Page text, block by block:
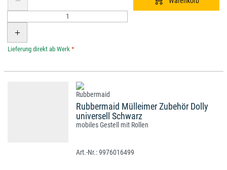
*
Rubbermaid Mülleimer Zubehör Dolly
universell Schwarz
mobiles Gestell mit Rollen
9976016499